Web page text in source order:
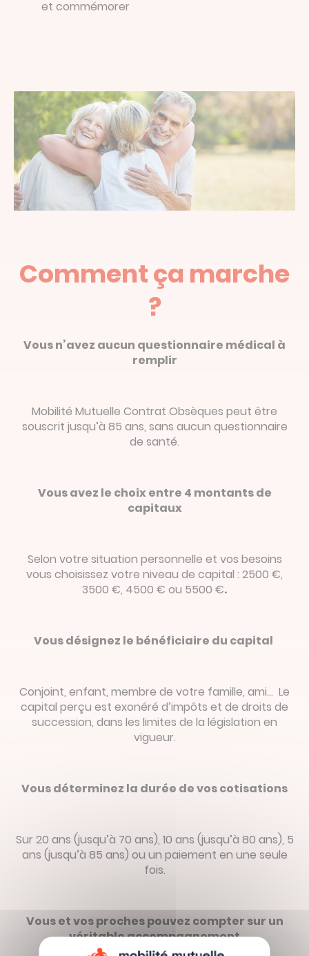
et commémorer
Comment ça marche
?
Vous n’avez aucun questionnaire médical à
remplir
Mobilité Mutuelle Contrat Obsèques peut être
souscrit jusqu’à 85 ans, sans aucun questionnaire
de santé.
Vous avez le choix entre 4 montants de
capitaux
Selon votre situation personnelle et vos besoins
vous choisissez votre niveau de capital : 2500 €,
3500 €, 4500 € ou 5500 €.
Vous désignez le bénéficiaire du capital
Conjoint, enfant, membre de votre famille, ami… Le
capital perçu est exonéré d’impôts et de droits de
succession, dans les limites de la législation en
vigueur.
Vous déterminez la durée de vos cotisations
Sur 20 ans (jusqu’à 70 ans), 10 ans (jusqu’à 80 ans), 5
ans (jusqu’à 85 ans) ou un paiement en une seule
fois.
Vous et vos proches pouvez compter sur un
véritable accompagnement